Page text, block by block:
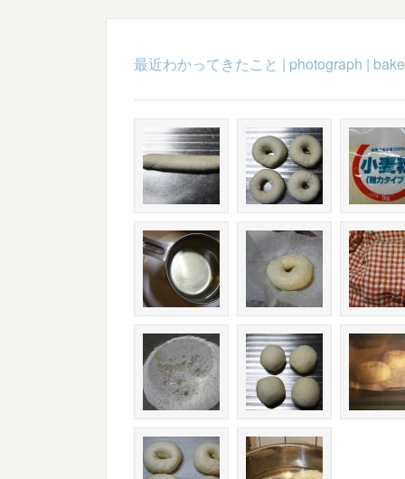
最近わかってきたこと | photograph |